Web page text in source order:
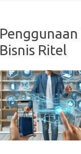
Bisnis Ritel